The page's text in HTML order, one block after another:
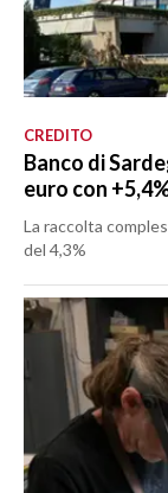
CREDITO
Banco di
euro con
La raccolta
del 4,3%